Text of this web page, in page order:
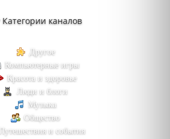
Категории каналов
Другое
Компьютерные игры
Красота и здоровье
Люди и блоги
Музыка
Общество
Путешествия и события